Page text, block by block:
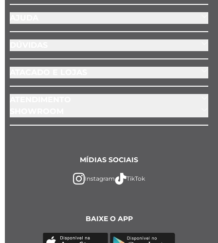
BAIXE O APP
MÍDIAS SOCIAIS
Instagram TikTok